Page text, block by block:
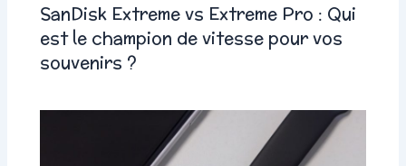
SanDisk Extreme vs Extreme Pro : Qui
est le champion de vitesse pour vos
souvenirs ?